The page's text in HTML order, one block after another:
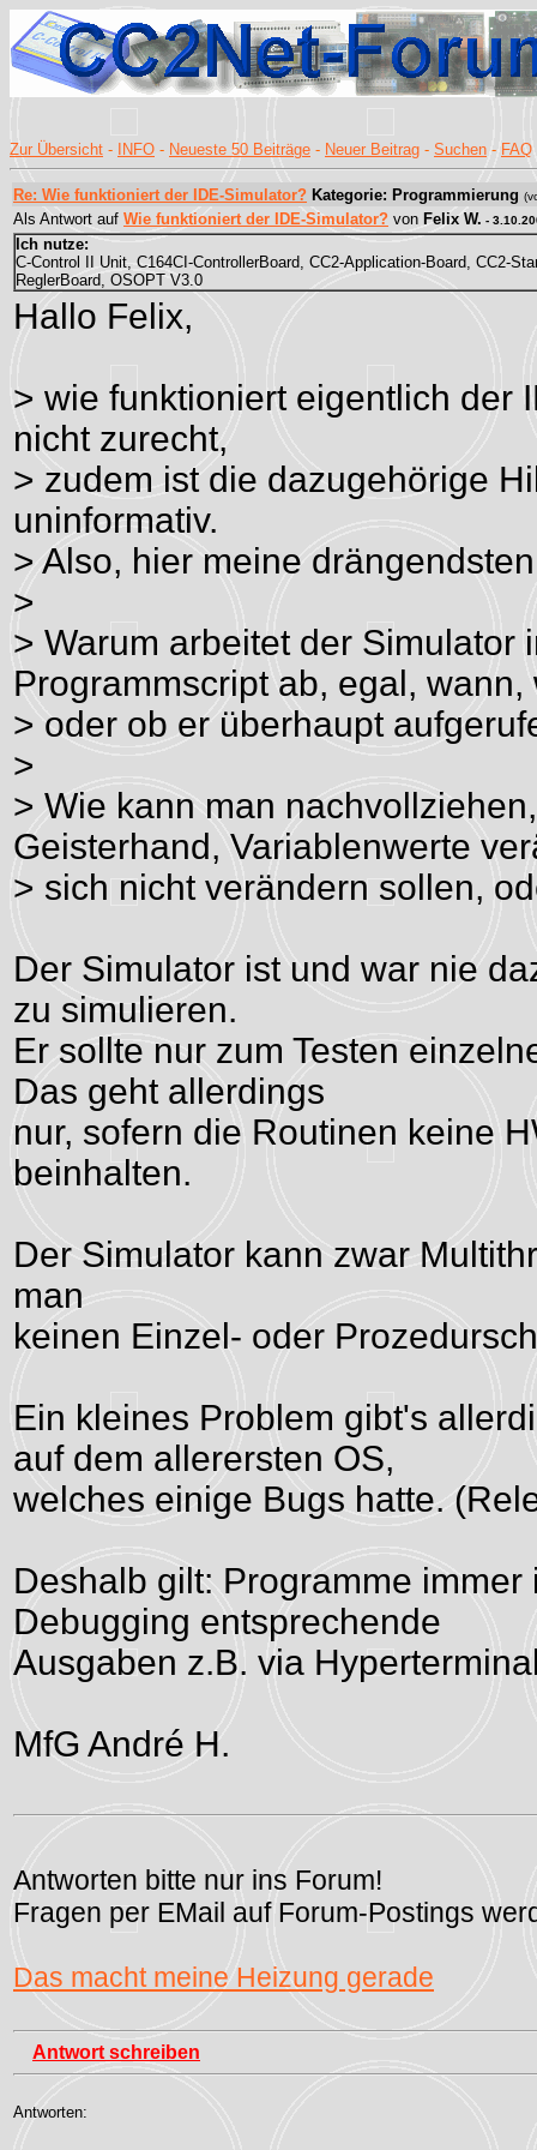
Zur Übersicht - INFO - Neueste 50 Beiträge - Neuer Beitrag - Suchen - FAQ
Re: Wie funktioniert der IDE-Simulator? Kategorie: Programmierung
Als Antwort auf Wie funktioniert der IDE-Simulator? von Felix W. -
Ich nutze:
C-Control II Unit, C164CI-ControllerBoard, CC2-Application-Board, CC2-
ReglerBoard, OSOPT V3.0
Hallo Felix,
> wie funktioniert eigentlich der
nicht zurecht,
> zudem ist die dazugehörige
uninformativ.
> Also, hier meine
>
> Warum arbeitet der Simulator
Programmscript ab, egal, wann,
> oder ob er überhaupt
>
> Wie kann man
Geisterhand, Variablenwerte
> sich nicht verändern sollen,
Der Simulator ist und war nie
zu simulieren.
Er sollte nur zum Testen
Das geht allerdings
nur, sofern die Routinen keine
beinhalten.
Der Simulator kann zwar
man
keinen Einzel- oder
Ein kleines Problem gibt's
auf dem allerersten OS,
welches einige Bugs hatte.
Deshalb gilt: Programme
Debugging entsprechende
Ausgaben z.B. via
MfG André H.
Antworten bitte nur ins Forum!
Fragen per EMail auf Forum-Postings
Das macht meine Heizung gerade
Antwort schreiben
Antworten: